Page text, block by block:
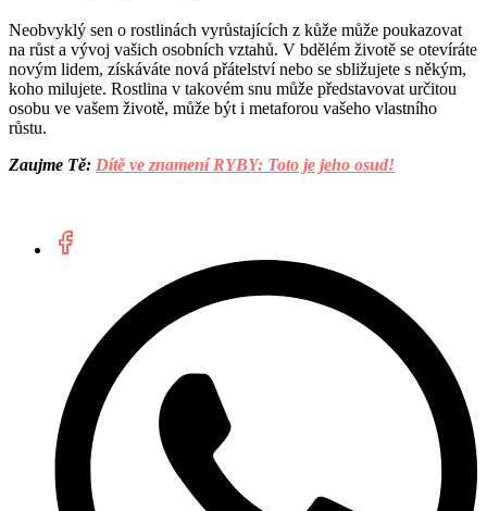
Neobvyklý sen o rostlinách vyrůstajících z kůže může poukazovat
na růst a vývoj vašich osobních vztahů. V bdělém životě se otevíráte
novým lidem, získáváte nová přátelství nebo se sbližujete s někým,
koho milujete. Rostlina v takovém snu může představovat určitou
osobu ve vašem životě, může být i metaforou vašeho vlastního
růstu.
Zaujme Tě: Dítě ve znamení RYBY: Toto je jeho osud!